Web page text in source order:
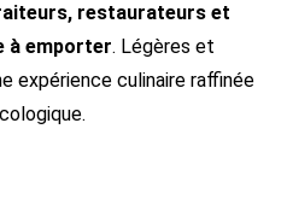
restaurateurs et
à emporter. Légères et
expérience culinaire raffinée